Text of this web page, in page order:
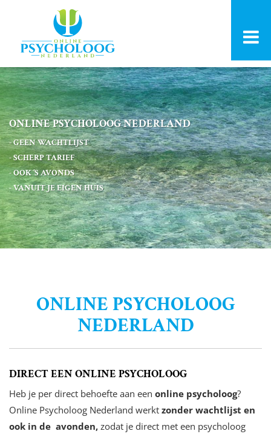
ONLINE PSYCHOLOOG NEDERLAND
- GEEN WACHTLIJST
- SCHERP TARIEF
- OOK ’S AVONDS
- VANUIT JE EIGEN HUIS
ONLINE PSYCHOLOOG
NEDERLAND
DIRECT EEN ONLINE PSYCHOLOOG
Heb je per direct behoefte aan een online psycholoog?
Online Psycholoog Nederland werkt zonder wachtlijst en
ook in de avonden, zodat je direct met een psycholoog